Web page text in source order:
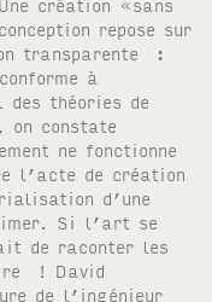
repose sur
transparente :
à
théories de
constate
ne fonctionne
l’acte de création
d’une
Si l’art se
de raconter les
! David
de l’ingénieur